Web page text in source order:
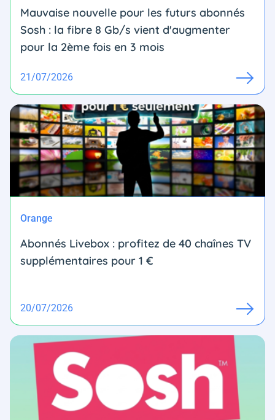
Mauvaise nouvelle pour les futurs abonnés
Sosh : la fibre 8 Gb/s vient d'augmenter
pour la 2ème fois en 3 mois
21/07/2026
Orange
Abonnés Livebox : profitez de 40 chaînes TV
supplémentaires pour 1 €
20/07/2026